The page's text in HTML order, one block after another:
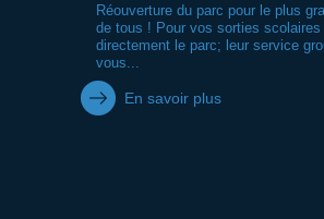
Réouverture du parc pour le plus
de tous ! Pour vos sorties
directement le parc; leur service
vous...
En savoir plus